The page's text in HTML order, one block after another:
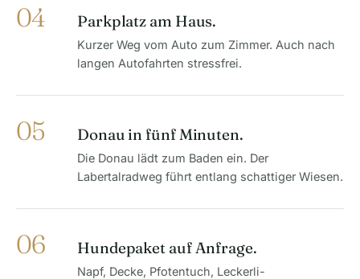
04 Parkplatz am Haus.
Kurzer Weg vom Auto zum Zimmer. Auch nach
langen Autofahrten stressfrei.
05 Donau in fünf Minuten.
Die Donau lädt zum Baden ein. Der
Labertalradweg führt entlang schattiger Wiesen.
06 Hundepaket auf Anfrage.
Napf, Decke, Pfotentuch, Leckerli-